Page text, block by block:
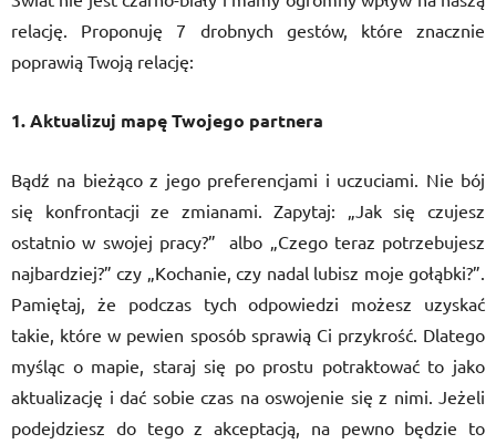
relację. Proponuję 7 drobnych gestów, które znacznie
poprawią Twoją relację:
1. Aktualizuj mapę Twojego partnera
Bądź na bieżąco z jego preferencjami i uczuciami. Nie bój
się konfrontacji ze zmianami. Zapytaj: „Jak się czujesz
ostatnio w swojej pracy?” albo „Czego teraz potrzebujesz
najbardziej?” czy „Kochanie, czy nadal lubisz moje gołąbki?”.
Pamiętaj, że podczas tych odpowiedzi możesz uzyskać
takie, które w pewien sposób sprawią Ci przykrość. Dlatego
myśląc o mapie, staraj się po prostu potraktować to jako
aktualizację i dać sobie czas na oswojenie się z nimi. Jeżeli
podejdziesz do tego z akceptacją, na pewno będzie to